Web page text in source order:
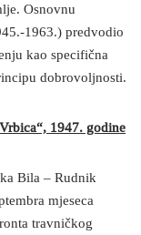
Osnovnu
1963.) predvodio
kao specifična
dobrovoljnosti.
1947. godine
Bila – Rudnik
mjeseca
travničkog